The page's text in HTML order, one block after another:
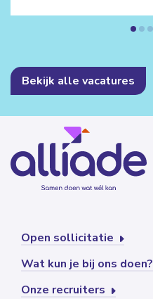
Bekijk alle vacatures
Open sollicitatie
Wat kun je bij ons doen?
Onze recruiters